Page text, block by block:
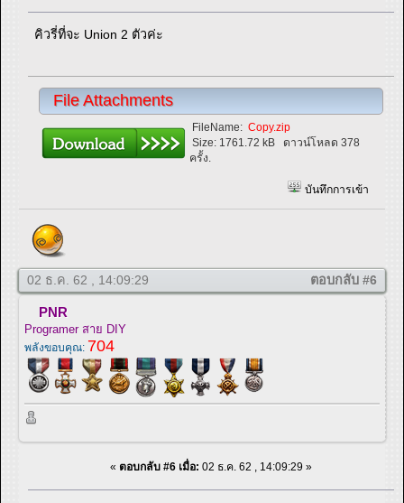
คิวรี่ที่จะ Union 2 ตัวค่ะ
File Attachments
FileName:Copy.zip
Size: 1761.72 kB ดาวน์โหลด 378
ครั้ง.
บันทึกการเข้า
02 ธ.ค. 62 , 14:09:29 ตอบกลับ #6
PNR
Programer สาย DIY
พลังขอบคุณ: 704
« ตอบกลับ #6 เมื่อ: 02 ธ.ค. 62 , 14:09:29 »